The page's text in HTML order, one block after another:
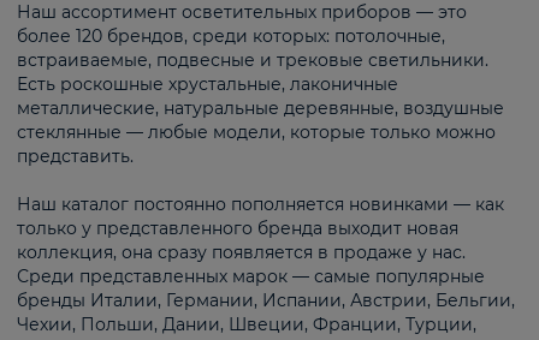
Наш ассортимент осветительных приборов — это
более 120 брендов, среди которых: потолочные,
встраиваемые, подвесные и трековые светильники.
Есть роскошные хрустальные, лаконичные
металлические, натуральные деревянные, воздушные
стеклянные — любые модели, которые только можно
представить.
Наш каталог постоянно пополняется новинками — как
только у представленного бренда выходит новая
коллекция, она сразу появляется в продаже у нас.
Среди представленных марок — самые популярные
бренды Италии, Германии, Испании, Австрии, Бельгии,
Чехии, Польши, Дании, Швеции, Франции, Турции,